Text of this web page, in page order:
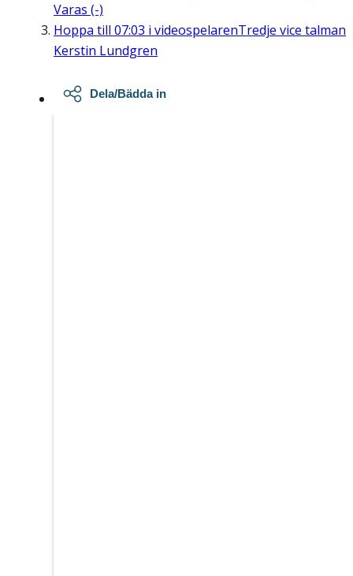
Varas (-)
Hoppa till 07:03 i videospelarenTredje vice talman
Kerstin Lundgren
Dela/Bädda in